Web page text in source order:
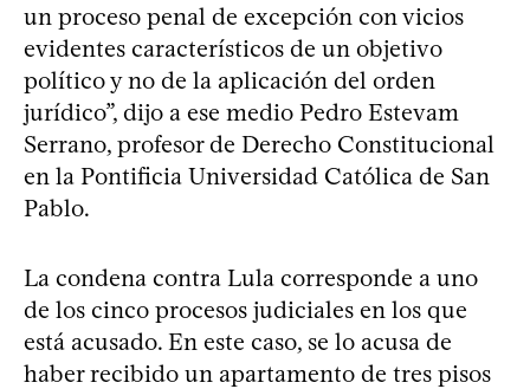
un proceso penal de excepción con vicios
evidentes característicos de un objetivo
político y no de la aplicación del orden
jurídico”, dijo a ese medio Pedro Estevam
Serrano, profesor de Derecho Constitucional
en la Pontificia Universidad Católica de San
Pablo.
La condena contra Lula corresponde a uno
de los cinco procesos judiciales en los que
está acusado. En este caso, se lo acusa de
haber recibido un apartamento de tres pisos